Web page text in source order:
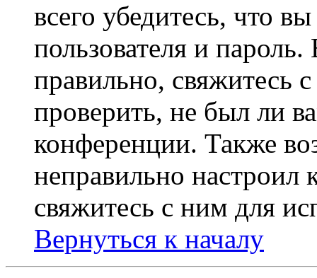
всего убедитесь, что
пользователя и
правильно, свяжитесь
проверить, не был ли
конференции. Также
неправильно
свяжитесь с ним для
Вернуться к началу